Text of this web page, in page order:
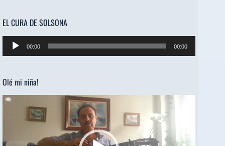
EL CURA DE SOLSONA
Reproductor
de
00:00 00:00
Olé mi niña!
Reproductor